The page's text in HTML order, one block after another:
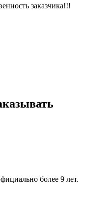
заказчика!!!
более 9 лет.